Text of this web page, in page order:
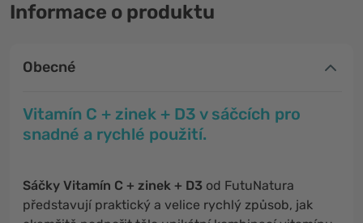
Informace o produktu
Obecné
Vitamín C + zinek + D3 v sáčcích pro
snadné a rychlé použití.
Sáčky Vitamín C + zinek + D3 od FutuNatura
představují praktický a velice rychlý způsob, jak